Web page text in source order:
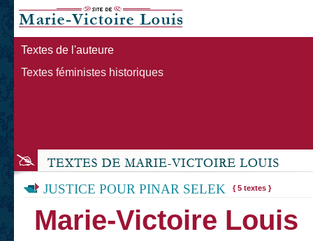
Textes de l'auteure
Textes féministes historiques
JUSTICE POUR PINAR SELEK { 5 textes }
Marie-Victoire Louis